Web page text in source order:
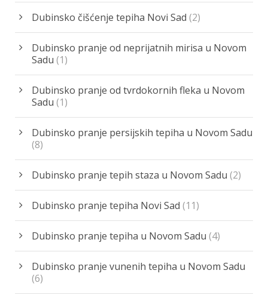
Dubinsko čišćenje tepiha Novi Sad (2)
Dubinsko pranje od neprijatnih mirisa u Novom
Sadu (1)
Dubinsko pranje od tvrdokornih fleka u Novom
Sadu (1)
Dubinsko pranje persijskih tepiha u Novom Sadu
(8)
Dubinsko pranje tepih staza u Novom Sadu (2)
Dubinsko pranje tepiha Novi Sad (11)
Dubinsko pranje tepiha u Novom Sadu (4)
Dubinsko pranje vunenih tepiha u Novom Sadu
(6)